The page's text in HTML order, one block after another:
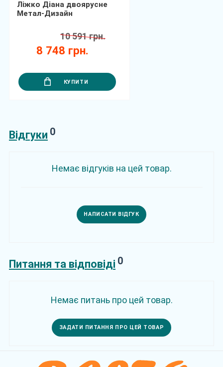
Ліжко Діана двоярусне
Метал-Дизайн
8 748 грн.
10 591 грн.
КУПИТИ
Відгуки 0
Немає відгуків на цей товар.
НАПИСАТИ ВІДГУК
Питання та відповіді 0
Немає питань про цей товар.
ЗАДАТИ ПИТАННЯ ПРО ЦЕЙ ТОВАР